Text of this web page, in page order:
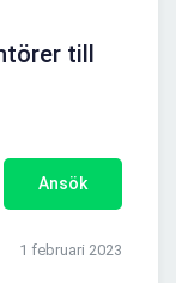
till
Ansök
1 februari 2023